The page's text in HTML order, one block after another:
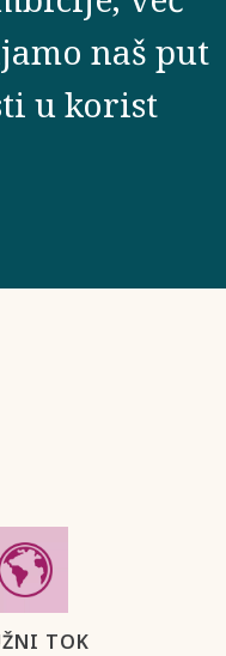
naš put
u korist
TOK